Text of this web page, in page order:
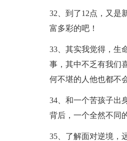
32、到了12点，又是
富多彩的吧！
33、其实我觉得，生
事，其中不乏有我们
何不堪的人他也都不
34、和一个苦孩子出
背后，一个全然不同
35、了解面对逆境，